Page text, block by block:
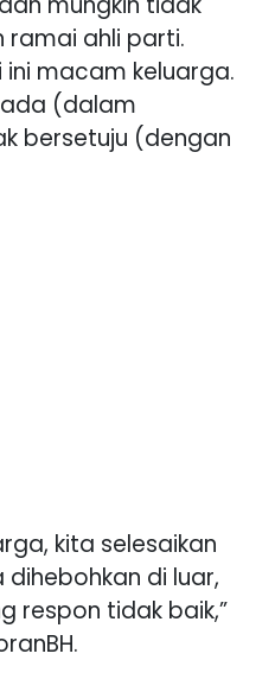
ahli parti.
macam keluarga.
(dalam
bersetuju (dengan
kita selesaikan
di luar,
respon tidak baik,”